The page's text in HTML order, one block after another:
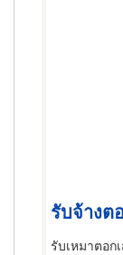
รับจ้างต
รับเหมาตอ